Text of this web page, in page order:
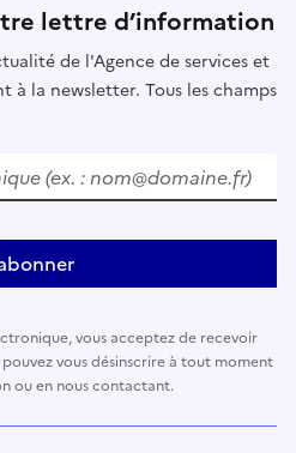
lettre d’information
de l'Agence de services et
à la newsletter. Tous les champs
(ex. : nom@domaine.fr)
vous acceptez de recevoir
vous désinscrire à tout moment
ou en nous contactant.